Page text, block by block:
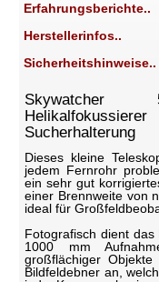
Erfahrungsberichte..
Herstellerinfos..
Sicherheitshinweise..
Skywatcher
Sucherhalterung
Dieses kleine
jedem Fernrohr
ein sehr gut
einer Brennweite von
ideal für
Fotografisch dient
1000 mm
großflächiger
Bildfeldebner an,